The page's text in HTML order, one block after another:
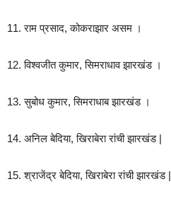
11. राम प्रसाद, कोकराझार असम ।
12. विश्वजीत कुमार, सिमराधाव झारखंड ।
13. सुबोध कुमार, सिमराधाब झारखंड ।
14. अनिल बेदिया, खिराबेरा रांची झारखंड |
15. श्राजेंद्र बेदिया, खिराबेरा रांची झारखंड |